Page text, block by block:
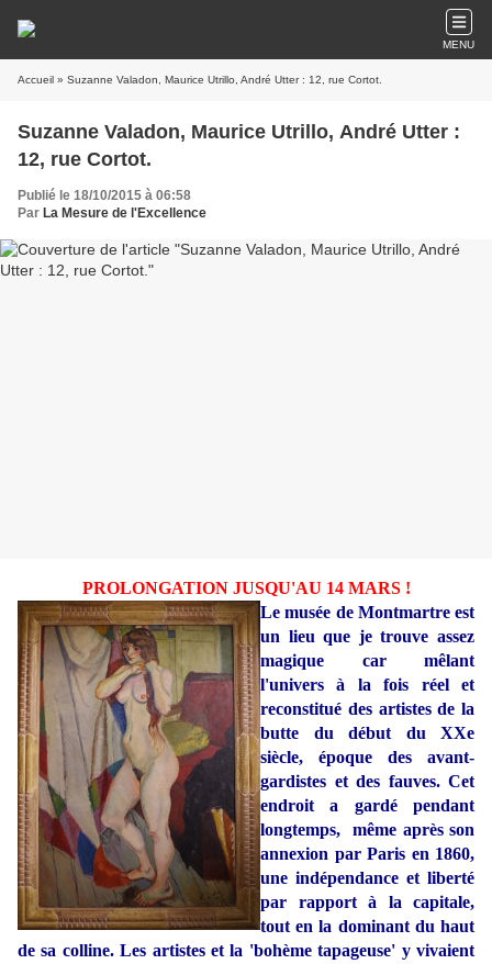
MENU
Accueil » Suzanne Valadon, Maurice Utrillo, André Utter : 12, rue Cortot.
Suzanne Valadon, Maurice Utrillo, André Utter :
12, rue Cortot.
Publié le 18/10/2015 à 06:58
Par La Mesure de l'Excellence
PROLONGATION JUSQU'AU 14 MARS !
Le musée de Montmartre est
un lieu que je trouve assez
magique car mêlant
l'univers à la fois réel et
reconstitué des artistes de la
butte du début du XXe
siècle, époque des avant-
gardistes et des fauves. Cet
endroit a gardé pendant
longtemps, même après son
annexion par Paris en 1860,
une indépendance et liberté
par rapport à la capitale,
tout en la dominant du haut
de sa colline. Les artistes et la 'bohème tapageuse' y vivaient